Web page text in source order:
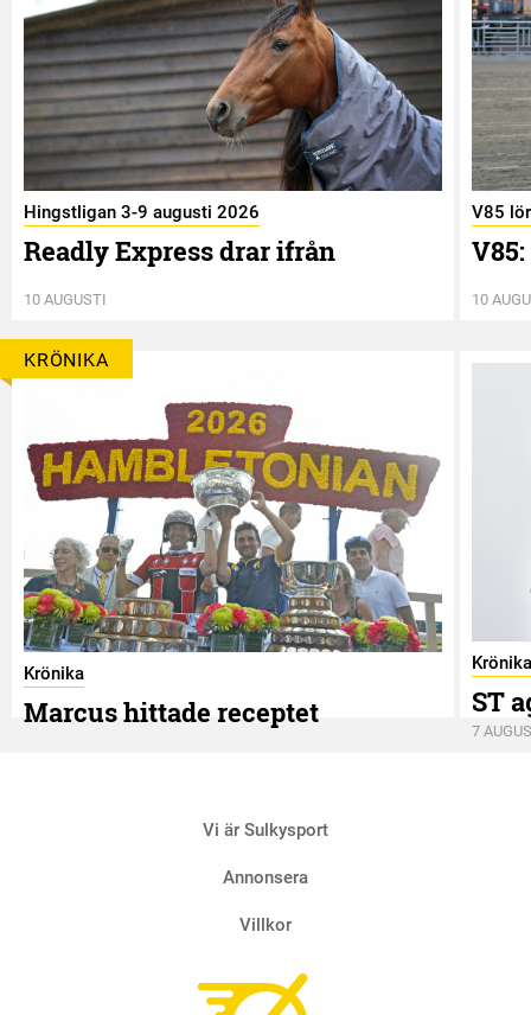
Hingstligan 3-9 augusti 2026
Readly Express drar ifrån
10 AUGUSTI
V85
10
KRÖNIKA
Krönika
Marcus hittade receptet
Krönika
ST
7
Vi är Sulkysport
Annonsera
Villkor